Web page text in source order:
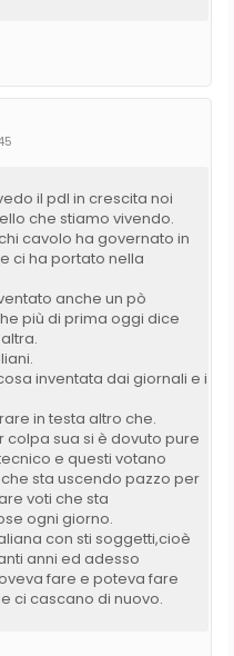
il pdl in crescita noi
che stiamo vivendo.
cavolo ha governato in
ci ha portato nella
anche un pò
più di prima oggi dice
inventata dai giornali e i
in testa altro che.
colpa sua si è dovuto pure
e questi votano
sta uscendo pazzo per
voti che sta
ogni giorno.
con sti soggetti,cioè
anni ed adesso
fare e poteva fare
ci cascano di nuovo.